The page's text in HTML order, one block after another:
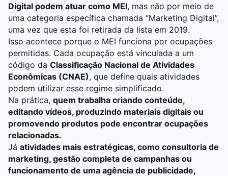
Digital podem atuar como MEI, mas não por meio de
uma categoria específica chamada “Marketing Digital”,
uma vez que esta foi retirada da lista em 2019.
Isso acontece porque o MEI funciona por ocupações
permitidas. Cada ocupação está vinculada a um
código da Classificação Nacional de Atividades
Econômicas (CNAE), que define quais atividades
podem utilizar esse regime simplificado.
Na prática, quem trabalha criando conteúdo,
editando vídeos, produzindo materiais digitais ou
promovendo produtos pode encontrar ocupações
relacionadas.
Já atividades mais estratégicas, como consultoria de
marketing, gestão completa de campanhas ou
funcionamento de uma agência de publicidade,